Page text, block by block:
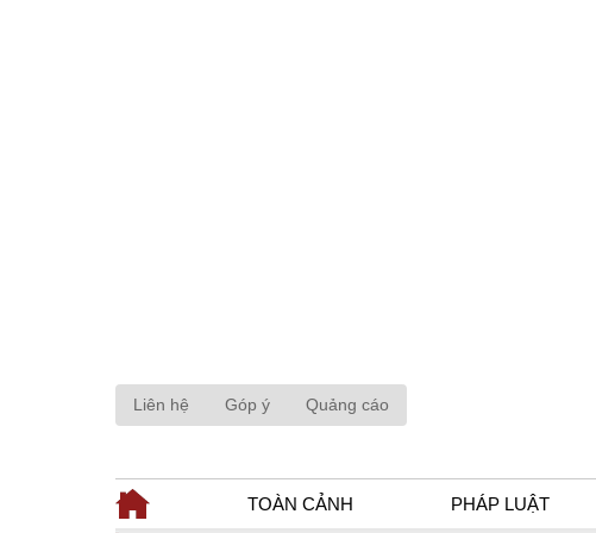
Liên hệ Góp ý Quảng cáo
TOÀN CẢNH PHÁP LUẬT